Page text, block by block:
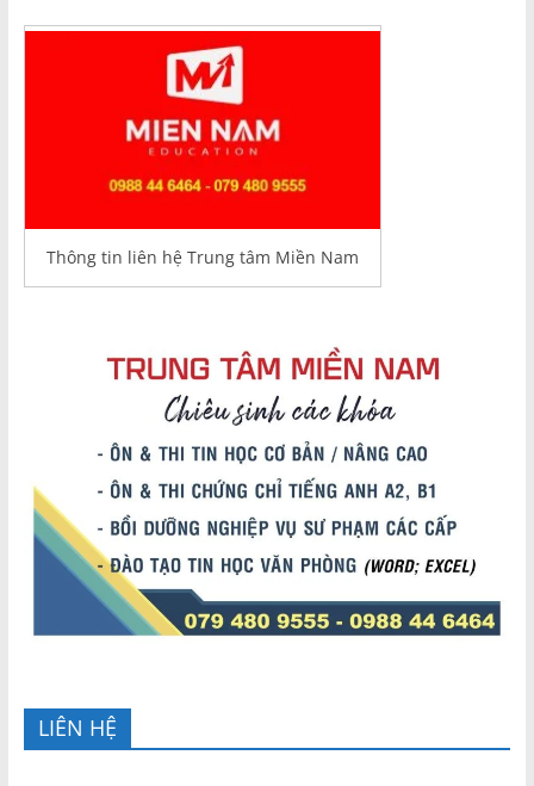
Thông tin liên hệ Trung tâm Miền Nam
LIÊN HỆ